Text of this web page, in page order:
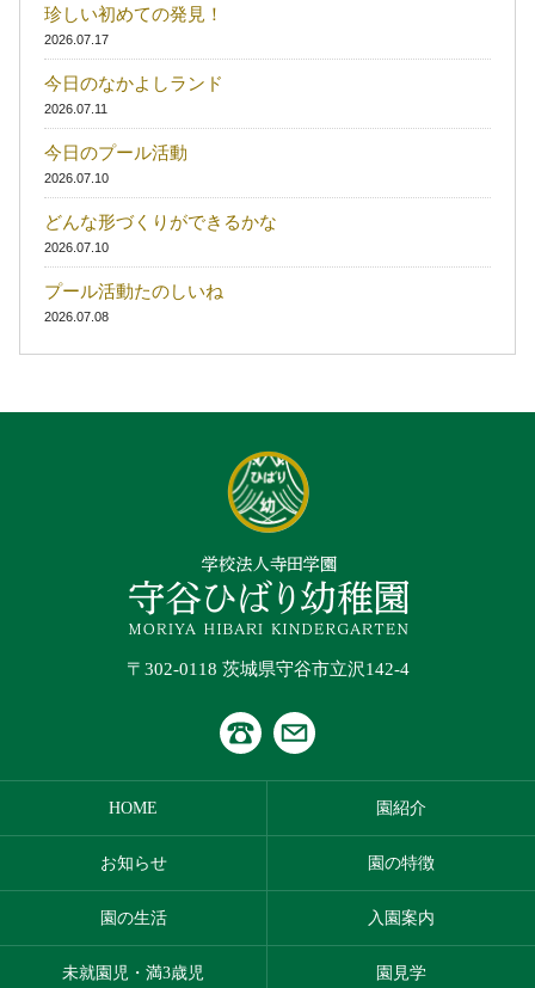
珍しい初めての発見！
2026.07.17
今日のなかよしランド
2026.07.11
今日のプール活動
2026.07.10
どんな形づくりができるかな
2026.07.10
プール活動たのしいね
2026.07.08
〒302-0118 茨城県守谷市立沢142-4
HOME 園紹介
お知らせ 園の特徴
園の生活 入園案内
未就園児・満3歳児 園見学